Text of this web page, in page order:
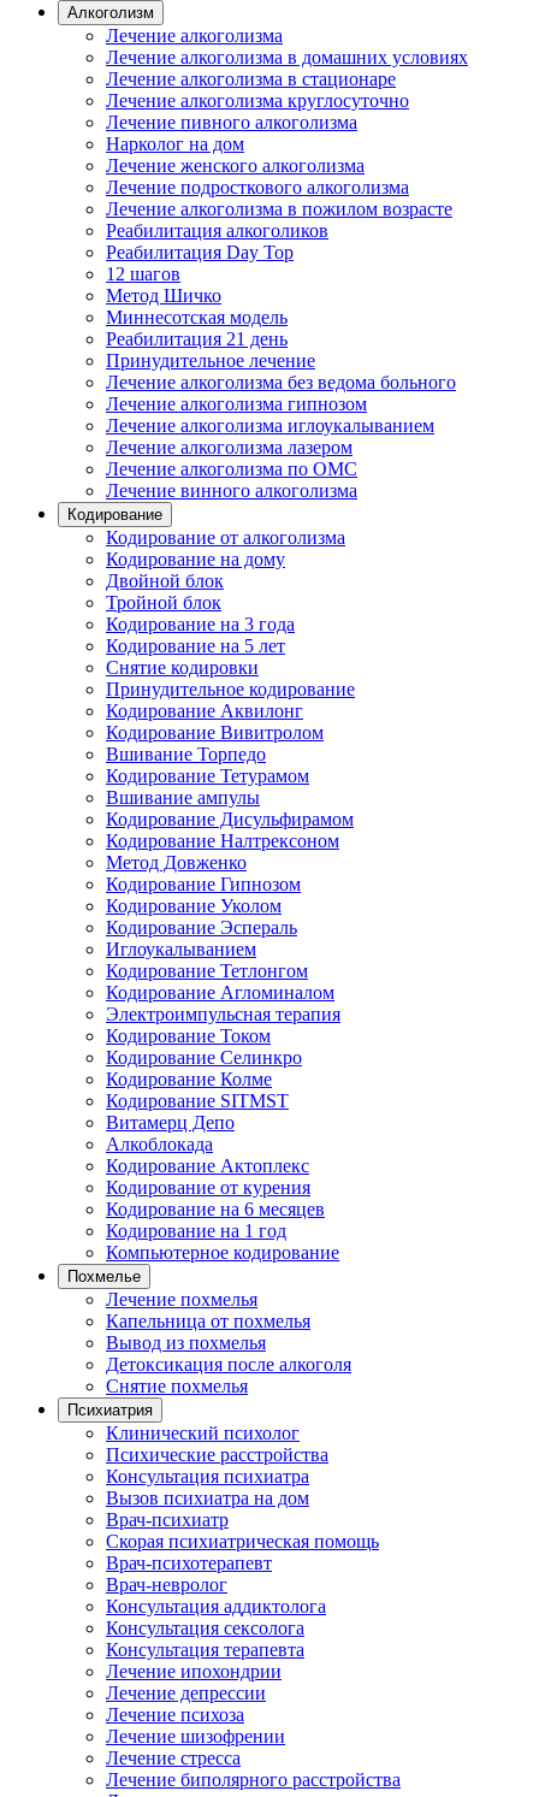
Алкоголизм
Лечение алкоголизма
Лечение алкоголизма в домашних условиях
Лечение алкоголизма в стационаре
Лечение алкоголизма круглосуточно
Лечение пивного алкоголизма
Нарколог на дом
Лечение женского алкоголизма
Лечение подросткового алкоголизма
Лечение алкоголизма в пожилом возрасте
Реабилитация алкоголиков
Реабилитация Day Top
12 шагов
Метод Шичко
Миннесотская модель
Реабилитация 21 день
Принудительное лечение
Лечение алкоголизма без ведома больного
Лечение алкоголизма гипнозом
Лечение алкоголизма иглоукалыванием
Лечение алкоголизма лазером
Лечение алкоголизма по ОМС
Лечение винного алкоголизма
Кодирование
Кодирование от алкоголизма
Кодирование на дому
Двойной блок
Тройной блок
Кодирование на 3 года
Кодирование на 5 лет
Снятие кодировки
Принудительное кодирование
Кодирование Аквилонг
Кодирование Вивитролом
Вшивание Торпедо
Кодирование Тетурамом
Вшивание ампулы
Кодирование Дисульфирамом
Кодирование Налтрексоном
Метод Довженко
Кодирование Гипнозом
Кодирование Уколом
Кодирование Эспераль
Иглоукалыванием
Кодирование Тетлонгом
Кодирование Агломиналом
Электроимпульсная терапия
Кодирование Током
Кодирование Селинкро
Кодирование Колме
Кодирование SITMST
Витамерц Депо
Алкоблокада
Кодирование Актоплекс
Кодирование от курения
Кодирование на 6 месяцев
Кодирование на 1 год
Компьютерное кодирование
Похмелье
Лечение похмелья
Капельница от похмелья
Вывод из похмелья
Детоксикация после алкоголя
Снятие похмелья
Психиатрия
Клинический психолог
Психические расстройства
Консультация психиатра
Вызов психиатра на дом
Врач-психиатр
Скорая психиатрическая помощь
Врач-психотерапевт
Врач-невролог
Консультация аддиктолога
Консультация сексолога
Консультация терапевта
Лечение ипохондрии
Лечение депрессии
Лечение психоза
Лечение шизофрении
Лечение стресса
Лечение биполярного расстройства